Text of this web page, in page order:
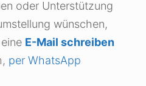
oder Unterstützung
wünschen,
E-Mail schreiben
, per WhatsApp